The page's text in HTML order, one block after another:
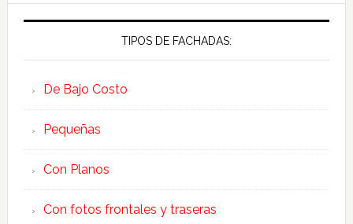
TIPOS DE FACHADAS:
De Bajo Costo
Pequeñas
Con Planos
Con fotos frontales y traseras